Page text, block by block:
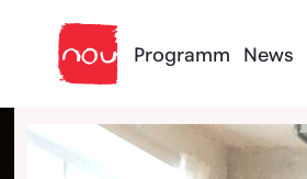
Programm
News